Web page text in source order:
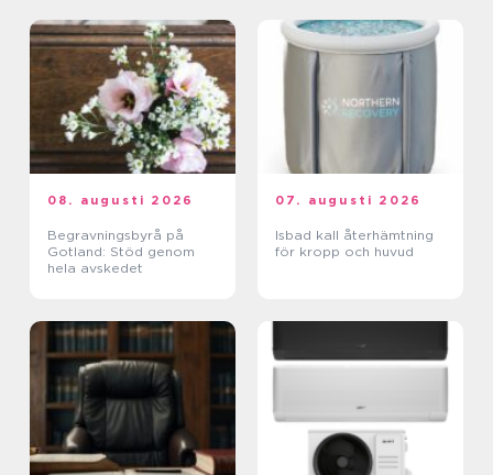
08. augusti 2026
Begravningsbyrå på
Gotland: Stöd genom
hela avskedet
07. augusti 2026
Isbad kall återhämtning
för kropp och huvud